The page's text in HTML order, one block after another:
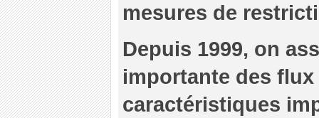
mesures de
Depuis 1999, on
importante des
caractéristiques